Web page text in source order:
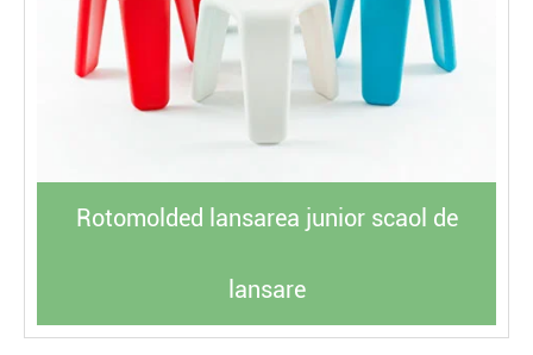
Rotomolded lansarea junior scaol de
lansare